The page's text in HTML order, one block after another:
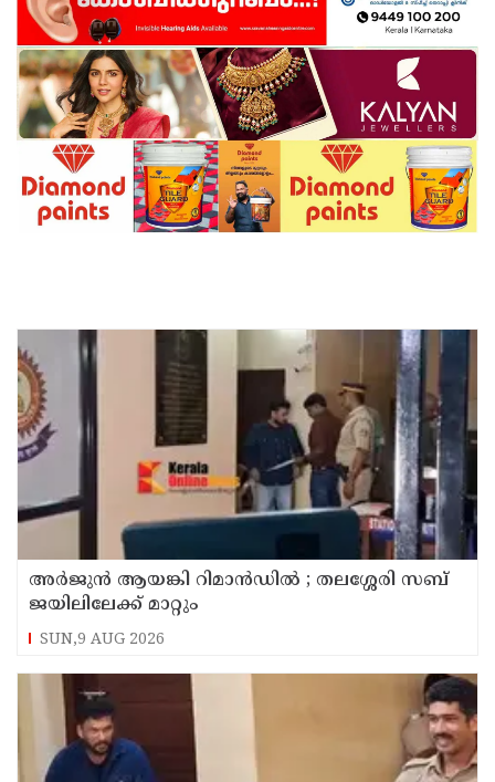
അര്‍ജുന്‍ ആയങ്കി റിമാന്‍ഡില്‍ ; തലശ്ശേരി സബ്
ജയിലിലേക്ക് മാറ്റും
SUN,9 AUG 2026